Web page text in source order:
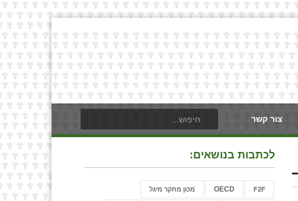
צור קשר
לכתבות בנושאים:
F2F
OECD ֿמכון מחקר מיגל